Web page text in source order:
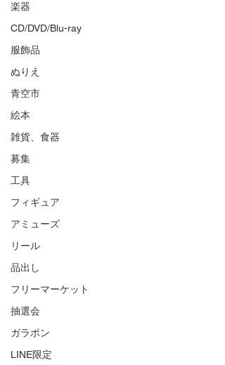
楽器
CD/DVD/Blu-ray
服飾品
ぬりえ
青空市
絵本
雑貨、食器
募集
工具
フィギュア
アミューズ
リール
品出し
フリーマーケット
抽選会
ガラポン
LINE限定